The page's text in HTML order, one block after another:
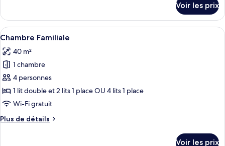
ou
avec
lits
jumeaux,
vue
mer
le
type
de
Chambre
Supérieure
Double
ou
avec
lits
jumeaux,
vue
Voir les prix
Afficher
toutes
les
photos
pour
ce
type
chambre :
Une chambre d’hôtel avec deux lits,
5
Chambre Familiale
40 m²
1 chambre
4 personnes
1 lit double et 2 lits 1 place OU 4 lits 1 place
Wi-Fi gratuit
Plus de détails
Plus
Voir les prix